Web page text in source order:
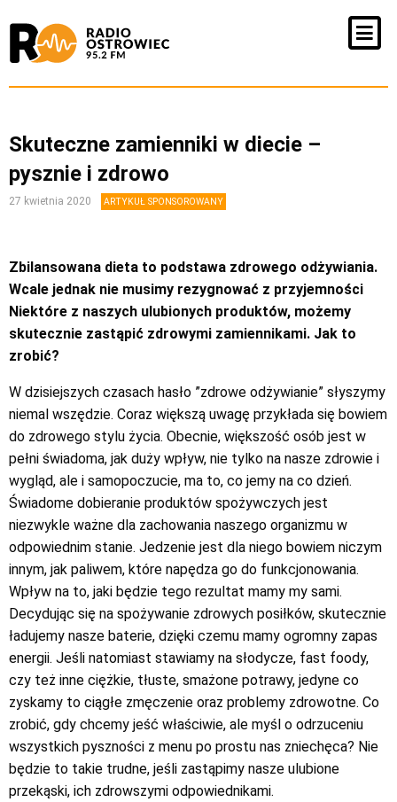
Skuteczne zamienniki w diecie –
pysznie i zdrowo
27 kwietnia 2020 ARTYKUŁ SPONSOROWANY
Zbilansowana dieta to podstawa zdrowego odżywiania.
Wcale jednak nie musimy rezygnować z przyjemności
Niektóre z naszych ulubionych produktów, możemy
skutecznie zastąpić zdrowymi zamiennikami. Jak to
zrobić?
W dzisiejszych czasach hasło ”zdrowe odżywianie” słyszymy
niemal wszędzie. Coraz większą uwagę przykłada się bowiem
do zdrowego stylu życia. Obecnie, większość osób jest w
pełni świadoma, jak duży wpływ, nie tylko na nasze zdrowie i
wygląd, ale i samopoczucie, ma to, co jemy na co dzień.
Świadome dobieranie produktów spożywczych jest
niezwykle ważne dla zachowania naszego organizmu w
odpowiednim stanie. Jedzenie jest dla niego bowiem niczym
innym, jak paliwem, które napędza go do funkcjonowania.
Wpływ na to, jaki będzie tego rezultat mamy my sami.
Decydując się na spożywanie zdrowych posiłków, skutecznie
ładujemy nasze baterie, dzięki czemu mamy ogromny zapas
energii. Jeśli natomiast stawiamy na słodycze, fast foody,
czy też inne ciężkie, tłuste, smażone potrawy, jedyne co
zyskamy to ciągłe zmęczenie oraz problemy zdrowotne. Co
zrobić, gdy chcemy jeść właściwie, ale myśl o odrzuceniu
wszystkich pyszności z menu po prostu nas zniechęca? Nie
będzie to takie trudne, jeśli zastąpimy nasze ulubione
przekąski, ich zdrowszymi odpowiednikami.